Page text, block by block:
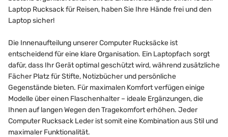
Laptop Rucksack für Reisen, haben Sie Ihre Hände frei und den
Laptop sicher!
Die Innenaufteilung unserer Computer Rucksäcke ist
entscheidend für eine klare Organisation. Ein Laptopfach sorgt
dafür, dass Ihr Gerät optimal geschützt wird, während zusätzliche
Fächer Platz für Stifte, Notizbücher und persönliche
Gegenstände bieten. Für maximalen Komfort verfügen einige
Modelle über einen Flaschenhalter – ideale Ergänzungen, die
Ihnen auf langen Wegen den Tragekomfort erhöhen. Jeder
Computer Rucksack Leder ist somit eine Kombination aus Stil und
maximaler Funktionalität.